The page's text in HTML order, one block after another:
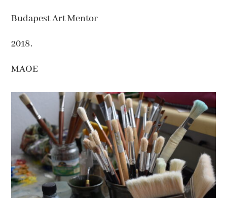
Budapest Art Mentor
2018.
MAOE